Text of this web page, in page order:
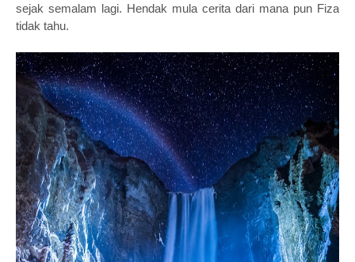
sejak semalam lagi. Hendak mula cerita dari mana pun Fiza
tidak tahu.